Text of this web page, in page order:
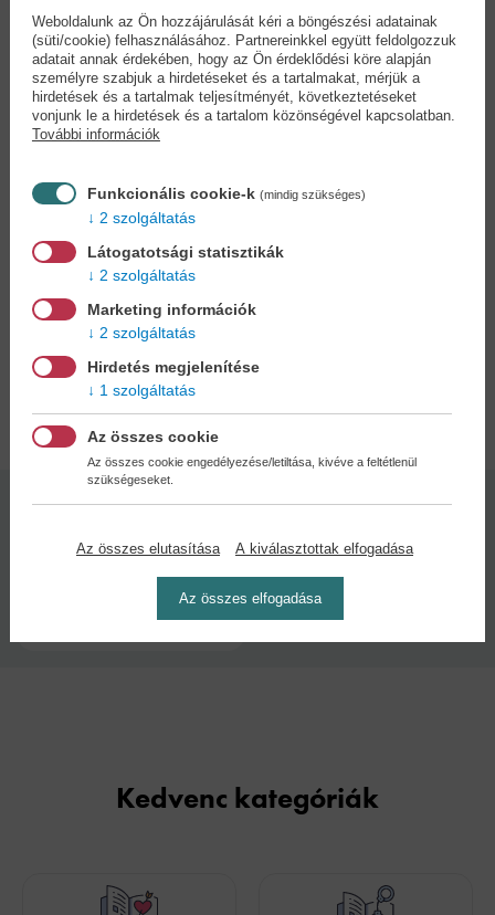
rivális fejedelemségeket sorra legyűrve, i. e. 221-ben első ízben
egyesítette a Kínai Birodalmat. Shang Yang műve, a Shang urának
könyve a pragmatikus módszereket hirdető bölcseleti iskola, a
legizmus gyakorlati kézikönyvének is tekinthető, amely olyan,
korokon és kontinenseken átívelő gyakorlati útmutatással szolgál,
amely lehetővé teszi egy erősen centralizált totalitárius állam és
mint két évezredben, hiszen bármely politikai viszályokkal,
háborúkkal terhes és társadalmi átalakulások jellemezte
korszakban különösen hasznos és értékes betekintést engednek a
kormányzás és a vezetés útvesztőibe. Ez az ősi kínai politika- és
tolmácsolásában most először olvasható magyarul teljes
terjedelmében.
Adatok
Kiadás dátuma:
Kedvenc kategóriák
Weboldalunk az Ön hozzájárulását kéri a böngészési adatainak
(süti/cookie) felhasználásához. Partnereinkkel együtt feldolgozzuk
adatait annak érdekében, hogy az Ön érdeklődési köre alapján
személyre szabjuk a hirdetéseket és a tartalmakat, mérjük a
hirdetések és a tartalmak teljesítményét, következtetéseket
vonjunk le a hirdetések és a tartalom közönségével kapcsolatban.
További információk
Funkcionális cookie-k (mindig szükséges)
2 szolgáltatás
Látogatotsági statisztikák
2 szolgáltatás
Marketing információk
2 szolgáltatás
Hirdetés megjelenítése
1 szolgáltatás
Az összes cookie
Az összes cookie engedélyezése/letiltása, kivéve a feltétlenül
szükségeseket.
Az összes elutasítása A kiválasztottak elfogadása
Az összes elfogadása